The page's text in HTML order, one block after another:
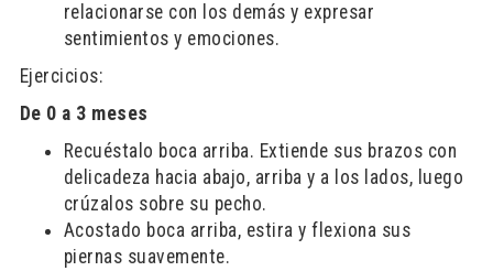
relacionarse con los demás y expresar
sentimientos y emociones.
Ejercicios:
De 0 a 3 meses
Recuéstalo boca arriba. Extiende sus brazos con
delicadeza hacia abajo, arriba y a los lados, luego
crúzalos sobre su pecho.
Acostado boca arriba, estira y flexiona sus
piernas suavemente.